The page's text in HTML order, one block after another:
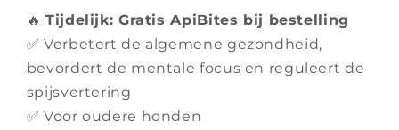
🔥Tijdelijk: Gratis ApiBites bij bestelling
✅ Verbetert de algemene gezondheid,
bevordert de mentale focus en reguleert de
spijsvertering
✅ Voor oudere honden